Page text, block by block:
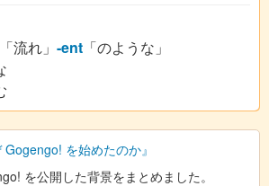
「流れ」 -ent 「のような」
Gogengo! を始めたのか』
を公開した背景をまとめました。